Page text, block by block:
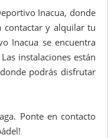
Inacua, donde
contactar y alquilar tu
Inacua se encuentra
instalaciones están
podrás disfrutar
Ponte en contacto